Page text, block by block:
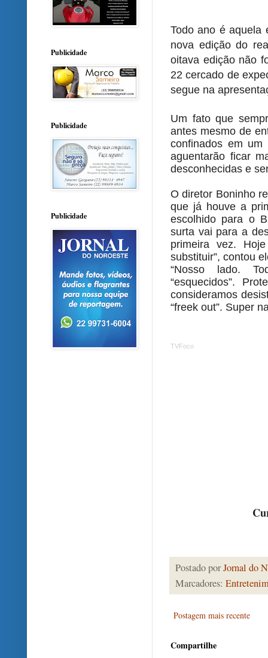
Todo ano é aquela
nova edição do
oitava edição não
22 cercado de
segue na
Um fato que
antes mesmo de
confinados em
aguentarão ficar
desconhecidas e
O diretor Boninho
que já houve a
escolhido para o
surta vai para a
primeira vez.
substituir”, contou
“Nosso lado.
“esquecidos”.
consideramos
“freek out”. Super
TVFoco
Postado porJornal do
Marcadores:
Postagem mais recente
Compartilhe
Publicidade
Publicidade
Publicidade